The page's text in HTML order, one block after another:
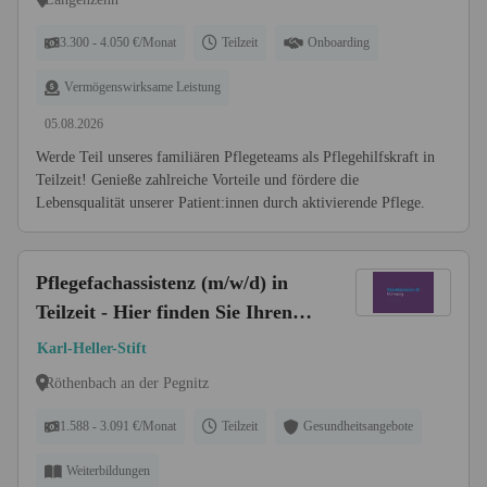
3.300 - 4.050 €/Monat Teilzeit Onboarding
Vermögenswirksame Leistung
05.08.2026
Werde Teil unseres familiären Pflegeteams als Pflegehilfskraft in
Teilzeit! Genieße zahlreiche Vorteile und fördere die
Lebensqualität unserer Patient:innen durch aktivierende Pflege.
Pflegefachassistenz (m/w/d) in
Teilzeit - Hier finden Sie Ihren
Job fürs Leben!
Karl-Heller-Stift
Röthenbach an der Pegnitz
1.588 - 3.091 €/Monat Teilzeit Gesundheitsangebote
Weiterbildungen